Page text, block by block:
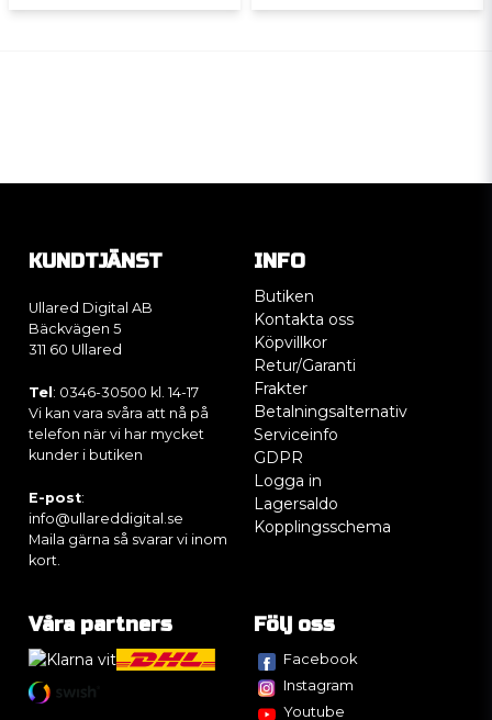
KUNDTJÄNST
Ullared Digital AB
Bäckvägen 5
311 60 Ullared
Tel : 0346-30500 kl. 14-17
Vi kan vara svåra att nå på
telefon när vi har mycket
kunder i butiken
E-post:
info@ullareddigital.se
Maila gärna så svarar vi inom
kort.
INFO
Butiken
Kontakta oss
Köpvillkor
Retur/Garanti
Frakter
Betalningsalternativ
Serviceinfo
GDPR
Logga in
Lagersaldo
Kopplingsschema
Våra partners Följ oss
Facebook
Instagram
Youtube